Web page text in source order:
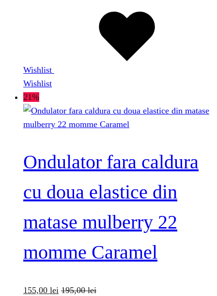
Wishlist
Wishlist
21%
Ondulator fara caldura
cu doua elastice din
matase mulberry 22
momme Caramel
155,00 lei 195,00lei